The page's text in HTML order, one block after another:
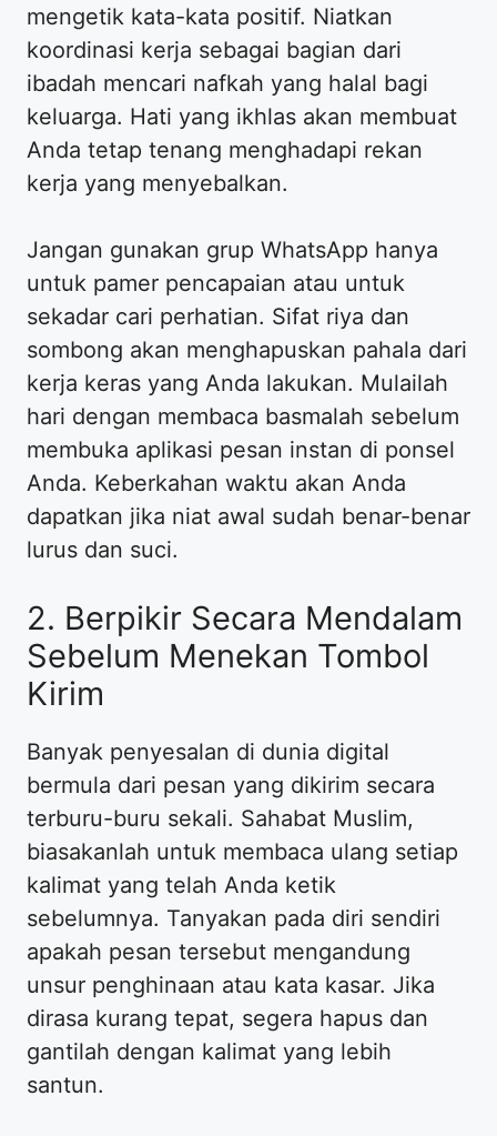
mengetik kata-kata positif. Niatkan
koordinasi kerja sebagai bagian dari
ibadah mencari nafkah yang halal bagi
keluarga. Hati yang ikhlas akan membuat
Anda tetap tenang menghadapi rekan
kerja yang menyebalkan.
Jangan gunakan grup WhatsApp hanya
untuk pamer pencapaian atau untuk
sekadar cari perhatian. Sifat riya dan
sombong akan menghapuskan pahala dari
kerja keras yang Anda lakukan. Mulailah
hari dengan membaca basmalah sebelum
membuka aplikasi pesan instan di ponsel
Anda. Keberkahan waktu akan Anda
dapatkan jika niat awal sudah benar-benar
lurus dan suci.
2. Berpikir Secara Mendalam
Sebelum Menekan Tombol
Kirim
Banyak penyesalan di dunia digital
bermula dari pesan yang dikirim secara
terburu-buru sekali. Sahabat Muslim,
biasakanlah untuk membaca ulang setiap
kalimat yang telah Anda ketik
sebelumnya. Tanyakan pada diri sendiri
apakah pesan tersebut mengandung
unsur penghinaan atau kata kasar. Jika
dirasa kurang tepat, segera hapus dan
gantilah dengan kalimat yang lebih
santun.